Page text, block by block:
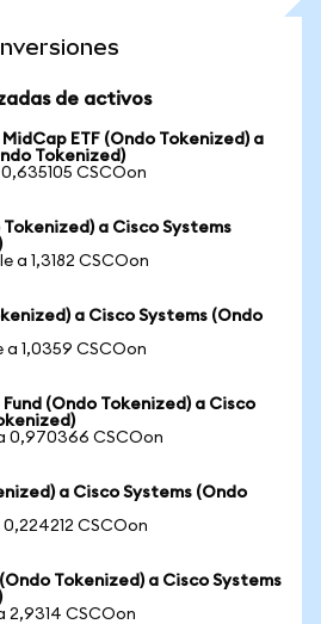
de activos
ETF (Ondo Tokenized) a
Tokenized)
CSCOon
a Cisco Systems
a 1,3182 CSCOon
a Cisco Systems (Ondo
a 1,0359 CSCOon
(Ondo Tokenized) a Cisco
0,970366 CSCOon
a Cisco Systems (Ondo
0,224212 CSCOon
Tokenized) a Cisco Systems
2,9314 CSCOon